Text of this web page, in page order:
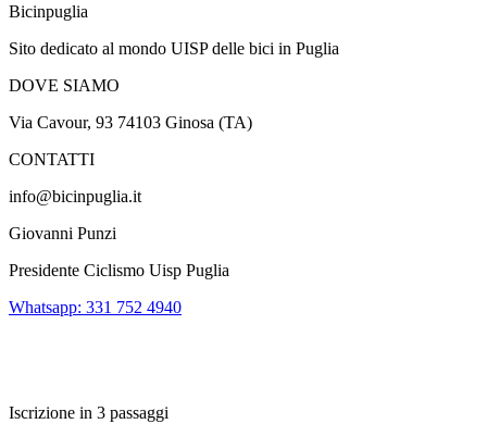
Bicinpuglia
Sito dedicato al mondo UISP delle bici in Puglia
DOVE SIAMO
Via Cavour, 93 74103 Ginosa (TA)
CONTATTI
info@bicinpuglia.it
Giovanni Punzi
Presidente Ciclismo Uisp Puglia
Whatsapp: 331 752 4940
Iscrizione in 3 passaggi